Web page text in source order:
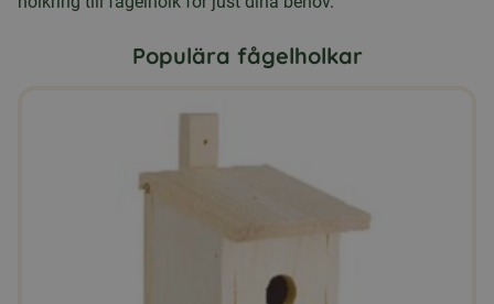
Populära fågelholkar